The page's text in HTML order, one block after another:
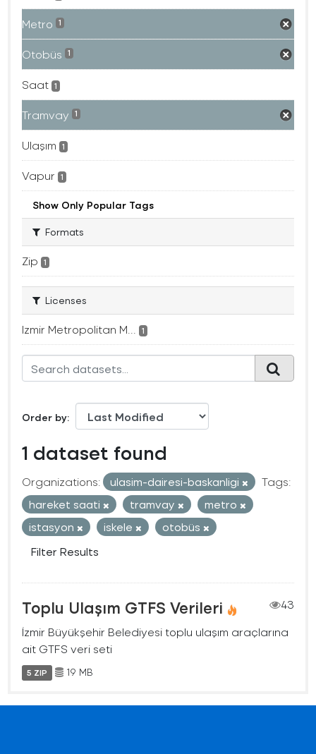
Metro 1
Otobüs 1
Saat 1
Tramvay 1
Ulaşım 1
Vapur 1
Show Only Popular Tags
Formats
Zip 1
Licenses
Izmir Metropolitan M... 1
Order by
1 dataset found
Organizations: ulasim-dairesi-baskanligi
Tags:
hareket saati
tramvay
metro
istasyon
iskele
otobüs
Filter Results
Toplu Ulaşım GTFS Verileri
43
İzmir Büyükşehir Belediyesi toplu ulaşım araçlarına
ait GTFS veri seti
5 ZIP 19 MB